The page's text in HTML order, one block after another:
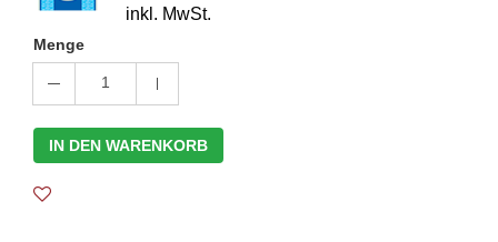
inkl. MwSt.
Menge
1
IN DEN WARENKORB